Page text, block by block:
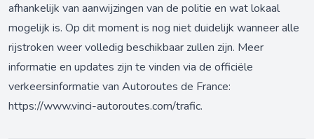
afhankelijk van aanwijzingen van de politie en wat lokaal
mogelijk is. Op dit moment is nog niet duidelijk wanneer alle
rijstroken weer volledig beschikbaar zullen zijn. Meer
informatie en updates zijn te vinden via de officiële
verkeersinformatie van Autoroutes de France:
https://www.vinci-autoroutes.com/trafic.